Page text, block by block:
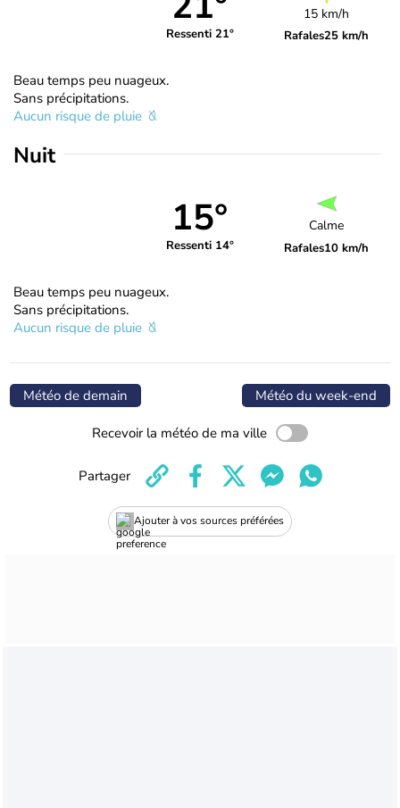
Ressenti 21°
15 km/h
Rafales25 km/h
Beau temps peu nuageux.
Sans précipitations.
Aucun risque de pluie
Nuit
15°
Ressenti 14°
Calme
Rafales10 km/h
Beau temps peu nuageux.
Sans précipitations.
Aucun risque de pluie
Météo de demain Météo du week-end
Recevoir la météo de ma ville
Ajouter à vos sources préférées
Partager